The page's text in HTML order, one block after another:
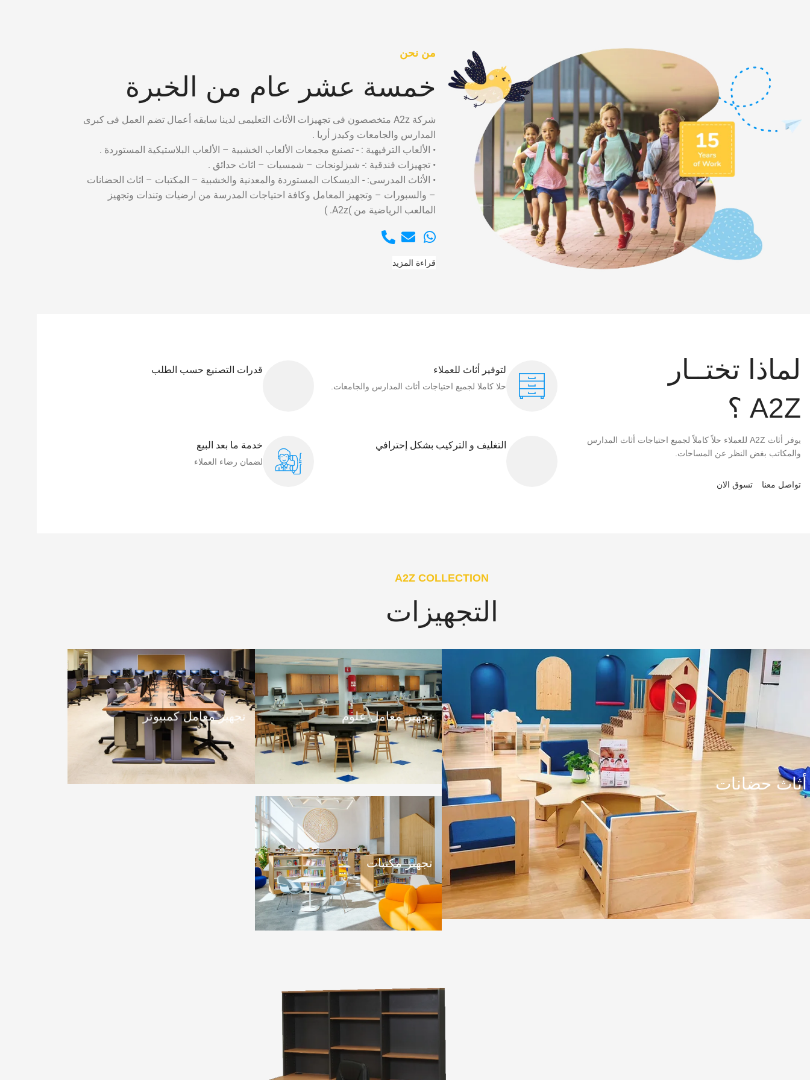
من نحن
خمسة عشر عام من الخبرة
شركة A2z متخصصون فى تجهيزات الأثاث التعليمى لدينا سابقه أعمال تضم العمل فى كبرى
المدارس والجامعات وكيدز أريا .
• الألعاب الترفيهية : - تصنيع مجمعات الألعاب الخشبية – الألعاب البلاستيكية المستوردة .
• تجهيزات فندقية :- شيزلونجات – شمسيات – اثاث حدائق .
• الأثاث المدرسى: - الديسكات المستوردة والمعدنية والخشبية – المكتبات – اثاث الحضانات
– والسبورات – وتجهيز المعامل وكافة احتياجات المدرسة من ارضيات وتندات وتجهيز
المالعب الرياضية من )A2z. )
قراءة المزيد
لماذا تختــار
A2Z ؟
يوفر أثاث A2Z للعملاء حلاً كاملاً لجميع احتياجات أثاث المدارس
والمكاتب بغض النظر عن المساحات.
تواصل معنا تسوق الان
لتوفير أثاث للعملاء
حلا كاملا لجميع احتياجات أثاث المدارس والجامعات.
التغليف و التركيب بشكل إحترافي
قدرات التصنيع حسب الطلب
خدمة ما بعد البيع
لضمان رضاء العملاء​
A2Z COLLECTION
التجهيزات
أثاث حضانات
تجهيز معامل علوم تجهيز معامل كمبيوتر
تجهيز مكتبات